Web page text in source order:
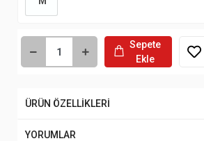
Sepete
Ekle
ÜRÜN ÖZELLİKLERİ
YORUMLAR